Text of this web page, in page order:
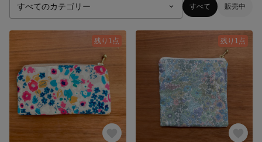
すべて 販売中
残り1点 残り1点